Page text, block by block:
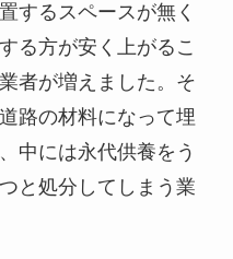
するスペースが無く
る方が安く上がるこ
者が増えました。そ
路の材料になって埋
中には永代供養をう
と処分してしまう業